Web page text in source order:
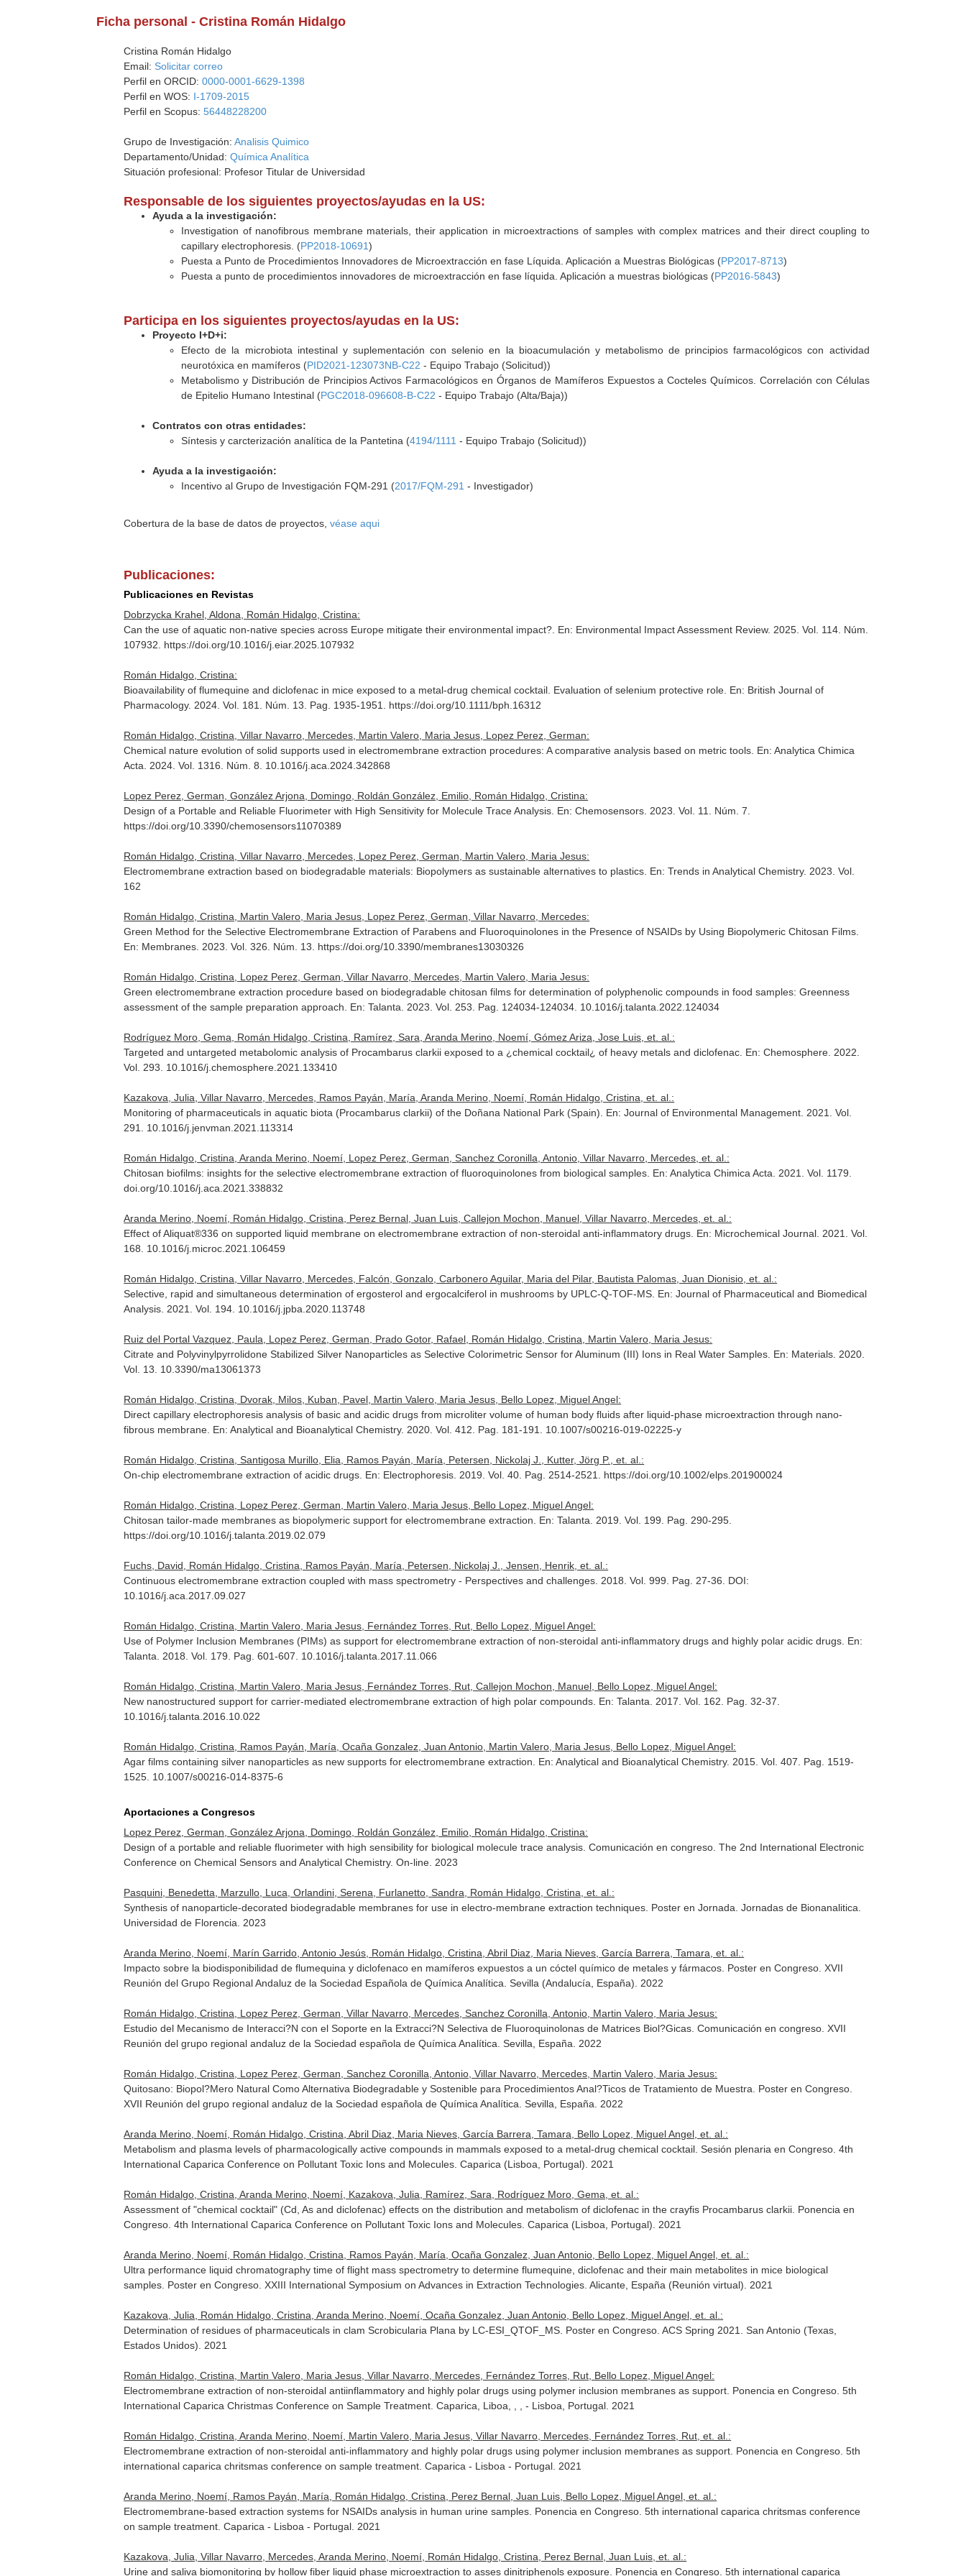
Ficha personal - Cristina Román Hidalgo
Cristina Román Hidalgo
Email: Solicitar correo
Perfil en ORCID:0000-0001-6629-1398
Perfil en WOS: I-1709-2015
Perfil en Scopus:56448228200
Grupo de Investigación:Analisis Quimico
Departamento/Unidad:Química Analítica
Situación profesional: Profesor Titular de Universidad
Responsable de los siguientes proyectos/ayudas en la US:
Ayuda a la investigación:
Investigation of nanofibrous membrane materials, their application in microextractions of samples with complex matrices and their direct coupling to
capillary electrophoresis. (PP2018-10691)
Puesta a Punto de Procedimientos Innovadores de Microextracción en fase Líquida. Aplicación a Muestras Biológicas (PP2017-8713)
Puesta a punto de procedimientos innovadores de microextracción en fase líquida. Aplicación a muestras biológicas (PP2016-5843)
Participa en los siguientes proyectos/ayudas en la US:
Proyecto I+D+i:
Efecto de la microbiota intestinal y suplementación con selenio en la bioacumulación y metabolismo de principios farmacológicos con actividad
neurotóxica en mamíferos (PID2021-123073NB-C22 - Equipo Trabajo (Solicitud))
Metabolismo y Distribución de Principios Activos Farmacológicos en Órganos de Mamíferos Expuestos a Cocteles Químicos. Correlación con Células
de Epitelio Humano Intestinal (PGC2018-096608-B-C22 - Equipo Trabajo (Alta/Baja))
Contratos con otras entidades:
Síntesis y carcterización analítica de la Pantetina (4194/1111 - Equipo Trabajo (Solicitud))
Ayuda a la investigación:
Incentivo al Grupo de Investigación FQM-291 (2017/FQM-291 - Investigador)
Cobertura de la base de datos de proyectos,véase aqui
Publicaciones:
Publicaciones en Revistas
Dobrzycka Krahel, Aldona, Román Hidalgo, Cristina:
Can the use of aquatic non-native species across Europe mitigate their environmental impact?. En: Environmental Impact Assessment Review. 2025. Vol. 114. Núm.
107932. https://doi.org/10.1016/j.eiar.2025.107932
Román Hidalgo, Cristina:
Bioavailability of flumequine and diclofenac in mice exposed to a metal-drug chemical cocktail. Evaluation of selenium protective role. En: British Journal of
Pharmacology. 2024. Vol. 181. Núm. 13. Pag. 1935-1951. https://doi.org/10.1111/bph.16312
Román Hidalgo, Cristina, Villar Navarro, Mercedes, Martin Valero, Maria Jesus, Lopez Perez, German:
Chemical nature evolution of solid supports used in electromembrane extraction procedures: A comparative analysis based on metric tools. En: Analytica Chimica
Acta . 2024. Vol. 1316. Núm. 8. 10.1016/j.aca.2024.342868
Lopez Perez, German, González Arjona, Domingo, Roldán González, Emilio, Román Hidalgo, Cristina:
Design of a Portable and Reliable Fluorimeter with High Sensitivity for Molecule Trace Analysis. En: Chemosensors . 2023. Vol. 11. Núm. 7.
https://doi.org/10.3390/chemosensors11070389
Román Hidalgo, Cristina, Villar Navarro, Mercedes, Lopez Perez, German, Martin Valero, Maria Jesus:
Electromembrane extraction based on biodegradable materials: Biopolymers as sustainable alternatives to plastics. En: Trends in Analytical Chemistry. 2023. Vol.
162
Román Hidalgo, Cristina, Martin Valero, Maria Jesus, Lopez Perez, German, Villar Navarro, Mercedes:
Green Method for the Selective Electromembrane Extraction of Parabens and Fluoroquinolones in the Presence of NSAIDs by Using Biopolymeric Chitosan Films.
En: Membranes . 2023. Vol. 326. Núm. 13. https://doi.org/10.3390/membranes13030326
Román Hidalgo, Cristina, Lopez Perez, German, Villar Navarro, Mercedes, Martin Valero, Maria Jesus:
Green electromembrane extraction procedure based on biodegradable chitosan films for determination of polyphenolic compounds in food samples: Greenness
assessment of the sample preparation approach. En: Talanta . 2023. Vol. 253. Pag. 124034-124034. 10.1016/j.talanta.2022.124034
Rodríguez Moro, Gema, Román Hidalgo, Cristina, Ramírez, Sara, Aranda Merino, Noemí, Gómez Ariza, Jose Luis, et. al.:
Targeted and untargeted metabolomic analysis of Procambarus clarkii exposed to a ¿chemical cocktail¿ of heavy metals and diclofenac. En: Chemosphere . 2022.
Vol. 293. 10.1016/j.chemosphere.2021.133410
Kazakova, Julia, Villar Navarro, Mercedes, Ramos Payán, María, Aranda Merino, Noemí, Román Hidalgo, Cristina, et. al.:
Monitoring of pharmaceuticals in aquatic biota (Procambarus clarkii) of the Doñana National Park (Spain). En: Journal of Environmental Management . 2021. Vol.
291. 10.1016/j.jenvman.2021.113314
Román Hidalgo, Cristina, Aranda Merino, Noemí, Lopez Perez, German, Sanchez Coronilla, Antonio, Villar Navarro, Mercedes, et. al.:
Chitosan biofilms: insights for the selective electromembrane extraction of fluoroquinolones from biological samples. En: Analytica Chimica Acta . 2021. Vol. 1179.
doi.org/10.1016/j.aca.2021.338832
Aranda Merino, Noemí, Román Hidalgo, Cristina, Perez Bernal, Juan Luis, Callejon Mochon, Manuel, Villar Navarro, Mercedes, et. al.:
Effect of Aliquat®336 on supported liquid membrane on electromembrane extraction of non-steroidal anti-inflammatory drugs. En: Microchemical Journal . 2021. Vol.
168. 10.1016/j.microc.2021.106459
Román Hidalgo, Cristina, Villar Navarro, Mercedes, Falcón, Gonzalo, Carbonero Aguilar, Maria del Pilar, Bautista Palomas, Juan Dionisio, et. al.:
Selective, rapid and simultaneous determination of ergosterol and ergocalciferol in mushrooms by UPLC-Q-TOF-MS. En: Journal of Pharmaceutical and Biomedical
Analysis . 2021. Vol. 194. 10.1016/j.jpba.2020.113748
Ruiz del Portal Vazquez, Paula, Lopez Perez, German, Prado Gotor, Rafael, Román Hidalgo, Cristina, Martin Valero, Maria Jesus:
Citrate and Polyvinylpyrrolidone Stabilized Silver Nanoparticles as Selective Colorimetric Sensor for Aluminum (III) Ions in Real Water Samples. En: Materials . 2020.
Vol. 13. 10.3390/ma13061373
Román Hidalgo, Cristina, Dvorak, Milos, Kuban, Pavel, Martin Valero, Maria Jesus, Bello Lopez, Miguel Angel:
Direct capillary electrophoresis analysis of basic and acidic drugs from microliter volume of human body fluids after liquid-phase microextraction through nano-
fibrous membrane. En: Analytical and Bioanalytical Chemistry. 2020. Vol. 412. Pag. 181-191. 10.1007/s00216-019-02225-y
Román Hidalgo, Cristina, Santigosa Murillo, Elia, Ramos Payán, María, Petersen, Nickolaj J., Kutter, Jörg P., et. al.:
On-chip electromembrane extraction of acidic drugs. En: Electrophoresis . 2019. Vol. 40. Pag. 2514-2521. https://doi.org/10.1002/elps.201900024
Román Hidalgo, Cristina, Lopez Perez, German, Martin Valero, Maria Jesus, Bello Lopez, Miguel Angel:
Chitosan tailor-made membranes as biopolymeric support for electromembrane extraction. En: Talanta . 2019. Vol. 199. Pag. 290-295.
https://doi.org/10.1016/j.talanta.2019.02.079
Fuchs, David, Román Hidalgo, Cristina, Ramos Payán, María, Petersen, Nickolaj J., Jensen, Henrik, et. al.:
Continuous electromembrane extraction coupled with mass spectrometry - Perspectives and challenges. 2018. Vol. 999. Pag. 27-36. DOI:
10.1016/j.aca.2017.09.027
Román Hidalgo, Cristina, Martin Valero, Maria Jesus, Fernández Torres, Rut, Bello Lopez, Miguel Angel:
Use of Polymer Inclusion Membranes (PIMs) as support for electromembrane extraction of non-steroidal anti-inflammatory drugs and highly polar acidic drugs. En:
Talanta . 2018. Vol. 179. Pag. 601-607. 10.1016/j.talanta.2017.11.066
Román Hidalgo, Cristina, Martin Valero, Maria Jesus, Fernández Torres, Rut, Callejon Mochon, Manuel, Bello Lopez, Miguel Angel:
New nanostructured support for carrier-mediated electromembrane extraction of high polar compounds. En: Talanta . 2017. Vol. 162. Pag. 32-37.
10.1016/j.talanta.2016.10.022
Román Hidalgo, Cristina, Ramos Payán, María, Ocaña Gonzalez, Juan Antonio, Martin Valero, Maria Jesus, Bello Lopez, Miguel Angel:
Agar films containing silver nanoparticles as new supports for electromembrane extraction. En: Analytical and Bioanalytical Chemistry. 2015. Vol. 407. Pag. 1519-
1525. 10.1007/s00216-014-8375-6
Aportaciones a Congresos
Lopez Perez, German, González Arjona, Domingo, Roldán González, Emilio, Román Hidalgo, Cristina:
Design of a portable and reliable fluorimeter with high sensibility for biological molecule trace analysis. Comunicación en congreso. The 2nd International Electronic
Conference on Chemical Sensors and Analytical Chemistry. On-line. 2023
Pasquini, Benedetta, Marzullo, Luca, Orlandini, Serena, Furlanetto, Sandra, Román Hidalgo, Cristina, et. al.:
Synthesis of nanoparticle-decorated biodegradable membranes for use in electro-membrane extraction techniques. Poster en Jornada. Jornadas de Bionanalitica.
Universidad de Florencia. 2023
Aranda Merino, Noemí, Marín Garrido, Antonio Jesús, Román Hidalgo, Cristina, Abril Diaz, Maria Nieves, García Barrera, Tamara, et. al.:
Impacto sobre la biodisponibilidad de flumequina y diclofenaco en mamíferos expuestos a un cóctel químico de metales y fármacos. Poster en Congreso. XVII
Reunión del Grupo Regional Andaluz de la Sociedad Española de Química Analítica. Sevilla (Andalucía, España). 2022
Román Hidalgo, Cristina, Lopez Perez, German, Villar Navarro, Mercedes, Sanchez Coronilla, Antonio, Martin Valero, Maria Jesus:
Estudio del Mecanismo de Interacci?N con el Soporte en la Extracci?N Selectiva de Fluoroquinolonas de Matrices Biol?Gicas. Comunicación en congreso. XVII
Reunión del grupo regional andaluz de la Sociedad española de Química Analítica. Sevilla, España. 2022
Román Hidalgo, Cristina, Lopez Perez, German, Sanchez Coronilla, Antonio, Villar Navarro, Mercedes, Martin Valero, Maria Jesus:
Quitosano: Biopol?Mero Natural Como Alternativa Biodegradable y Sostenible para Procedimientos Anal?Ticos de Tratamiento de Muestra. Poster en Congreso.
XVII Reunión del grupo regional andaluz de la Sociedad española de Química Analítica. Sevilla, España. 2022
Aranda Merino, Noemí, Román Hidalgo, Cristina, Abril Diaz, Maria Nieves, García Barrera, Tamara, Bello Lopez, Miguel Angel, et. al.:
Metabolism and plasma levels of pharmacologically active compounds in mammals exposed to a metal-drug chemical cocktail. Sesión plenaria en Congreso. 4th
International Caparica Conference on Pollutant Toxic Ions and Molecules. Caparica (Lisboa, Portugal). 2021
Román Hidalgo, Cristina, Aranda Merino, Noemí, Kazakova, Julia, Ramírez, Sara, Rodríguez Moro, Gema, et. al.:
Assessment of "chemical cocktail" (Cd, As and diclofenac) effects on the distribution and metabolism of diclofenac in the crayfis Procambarus clarkii. Ponencia en
Congreso. 4th International Caparica Conference on Pollutant Toxic Ions and Molecules. Caparica (Lisboa, Portugal). 2021
Aranda Merino, Noemí, Román Hidalgo, Cristina, Ramos Payán, María, Ocaña Gonzalez, Juan Antonio, Bello Lopez, Miguel Angel, et. al.:
Ultra performance liquid chromatography time of flight mass spectrometry to determine flumequine, diclofenac and their main metabolites in mice biological
samples. Poster en Congreso. XXIII International Symposium on Advances in Extraction Technologies. Alicante, España (Reunión virtual). 2021
Kazakova, Julia, Román Hidalgo, Cristina, Aranda Merino, Noemí, Ocaña Gonzalez, Juan Antonio, Bello Lopez, Miguel Angel, et. al.:
Determination of residues of pharmaceuticals in clam Scrobicularia Plana by LC-ESI_QTOF_MS. Poster en Congreso. ACS Spring 2021. San Antonio (Texas,
Estados Unidos). 2021
Román Hidalgo, Cristina, Martin Valero, Maria Jesus, Villar Navarro, Mercedes, Fernández Torres, Rut, Bello Lopez, Miguel Angel:
Electromembrane extraction of non-steroidal antiinflammatory and highly polar drugs using polymer inclusion membranes as support. Ponencia en Congreso. 5th
International Caparica Christmas Conference on Sample Treatment. Caparica, Liboa, , , - Lisboa, Portugal. 2021
Román Hidalgo, Cristina, Aranda Merino, Noemí, Martin Valero, Maria Jesus, Villar Navarro, Mercedes, Fernández Torres, Rut, et. al.:
Electromembrane extraction of non-steroidal anti-inflammatory and highly polar drugs using polymer inclusion membranes as support. Ponencia en Congreso. 5th
international caparica chritsmas conference on sample treatment. Caparica - Lisboa - Portugal. 2021
Aranda Merino, Noemí, Ramos Payán, María, Román Hidalgo, Cristina, Perez Bernal, Juan Luis, Bello Lopez, Miguel Angel, et. al.:
Electromembrane-based extraction systems for NSAIDs analysis in human urine samples. Ponencia en Congreso. 5th international caparica chritsmas conference
on sample treatment. Caparica - Lisboa - Portugal. 2021
Kazakova, Julia, Villar Navarro, Mercedes, Aranda Merino, Noemí, Román Hidalgo, Cristina, Perez Bernal, Juan Luis, et. al.:
Urine and saliva biomonitoring by hollow fiber liquid phase microextraction to asses dinitriphenols exposure. Ponencia en Congreso. 5th international caparica